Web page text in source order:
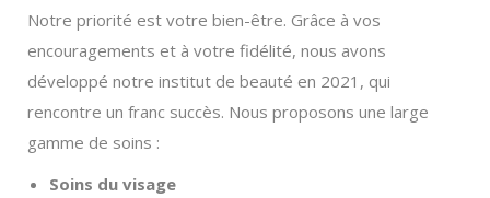
Notre priorité est votre bien-être. Grâce à vos
encouragements et à votre fidélité, nous avons
développé notre institut de beauté en 2021, qui
rencontre un franc succès. Nous proposons une large
gamme de soins :
Soins du visage